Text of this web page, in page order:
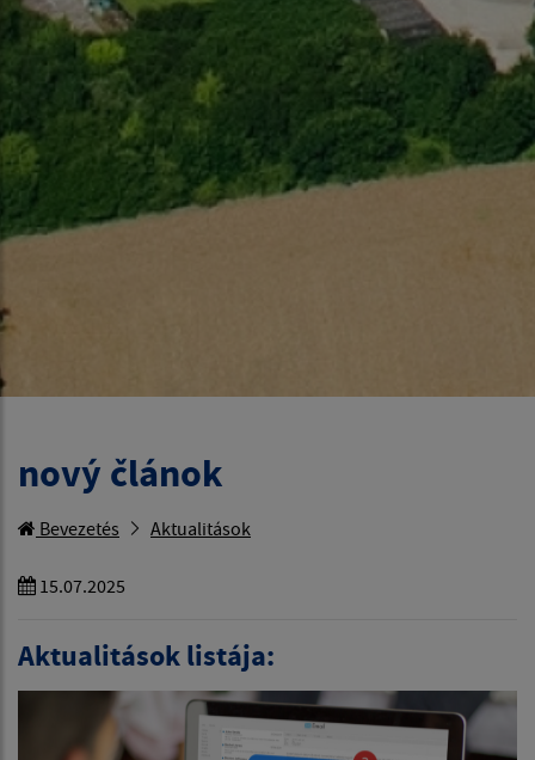
nový článok
Bevezetés Aktualitások
15.07.2025
Aktualitások listája: